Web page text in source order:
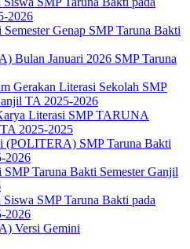
2026
Genap SMP Taruna Bakti
Bulan Januari 2026 SMP Taruna
Gerakan Literasi Sekolah SMP
TA 2025-2026
Literasi SMP TARUNA
2025-2025
(POLITERA) SMP Taruna Bakti
2026
Taruna Bakti Semester Ganjil
SMP Taruna Bakti pada
2026
Versi Gemini